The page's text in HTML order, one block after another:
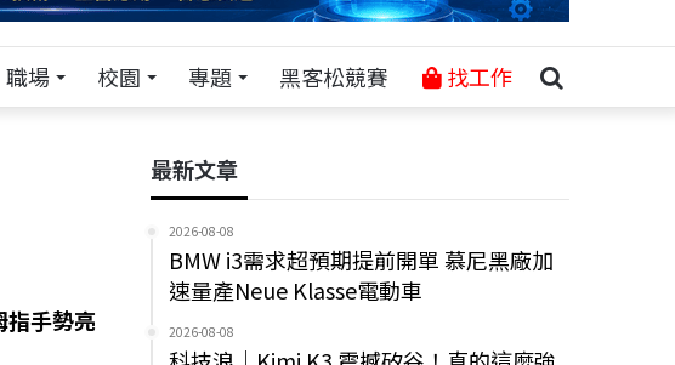
職場 校園 專題 黑客松競賽 找工作
手勢亮
最新文章
2026-08-08
BMW i3需求超預期提前開單 慕尼黑廠加
速量產Neue Klasse電動車
2026-08-08